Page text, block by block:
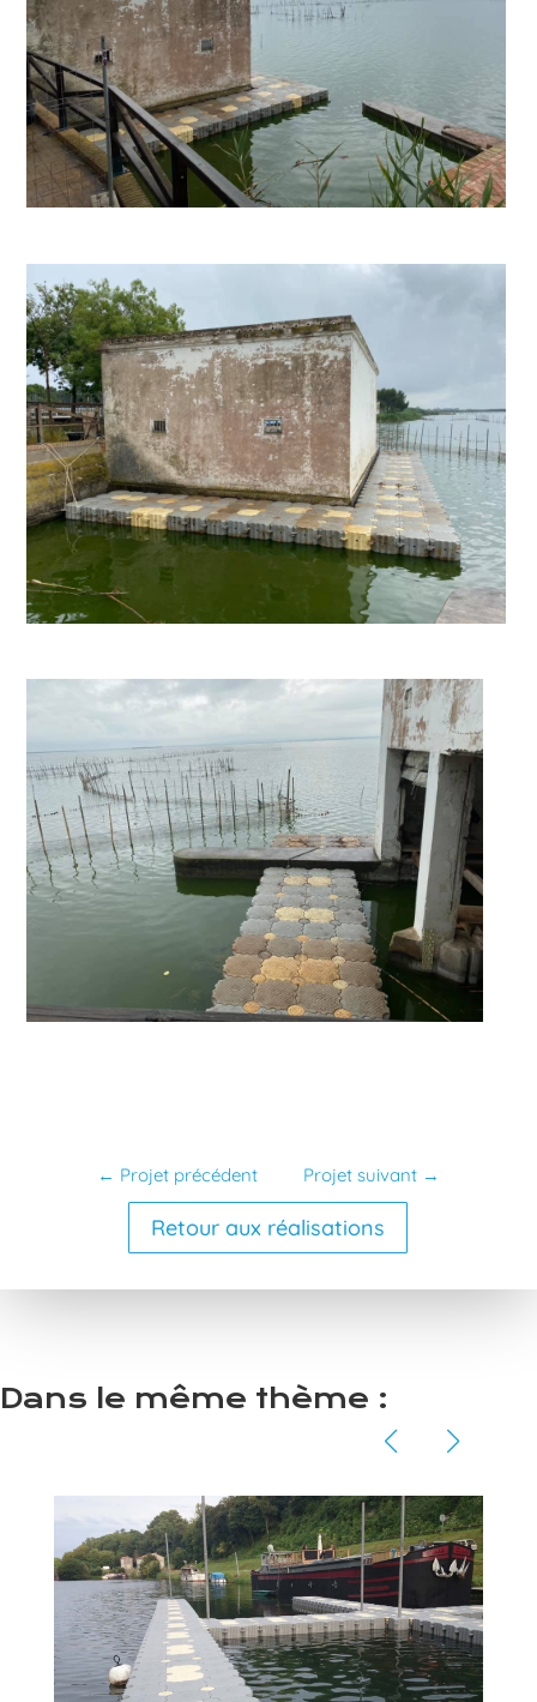
← Projet précédent Projet suivant →
Retour aux réalisations
Dans le même thème :